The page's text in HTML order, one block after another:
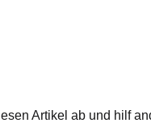
Artikel ab und hilf